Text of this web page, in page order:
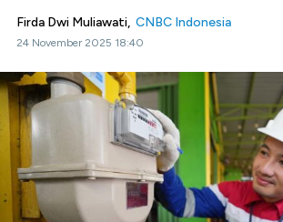
Firda Dwi Muliawati, CNBC Indonesia
24 November 2025 18:40